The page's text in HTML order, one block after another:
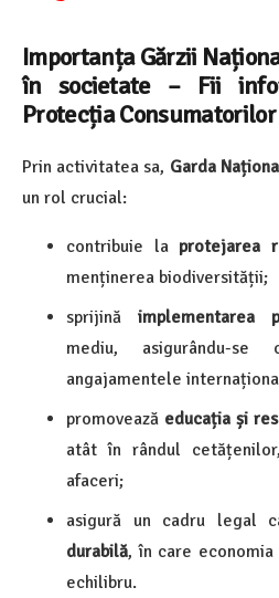
Importanța Gărzii
în societate – Fii
Protecția
Prin activitatea sa, Garda
un rol crucial:
contribuie la protejarea
menținerea biodiversității;
sprijină implementarea
mediu, asigurându-se
angajamentele
promovează educația și
atât în rândul
afaceri;
asigură un cadru legal
durabilă, în care
echilibru.